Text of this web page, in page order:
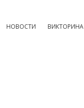
НОВОСТИ ВИКТОРИНА